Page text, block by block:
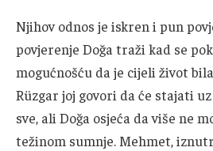
Njihov odnos je iskren i pun
povjerenje Doğa traži kad se
mogućnošću da je cijeli život
Rüzgar joj govori da će stajati
sve, ali Doğa osjeća da više ne
težinom sumnje. Mehmet,